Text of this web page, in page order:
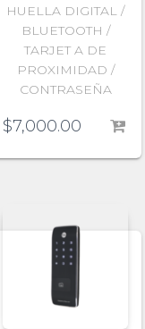
HUELLA DIGITAL /
BLUETOOTH /
TARJET A DE
PROXIMIDAD /
CONTRASEÑA
$7,000.00